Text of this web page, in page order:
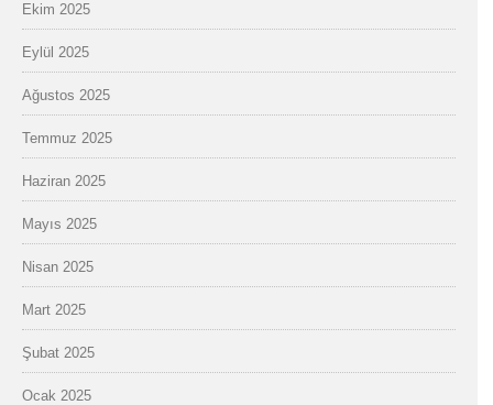
Ekim 2025
Eylül 2025
Ağustos 2025
Temmuz 2025
Haziran 2025
Mayıs 2025
Nisan 2025
Mart 2025
Şubat 2025
Ocak 2025